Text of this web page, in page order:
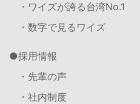
・ワイズが誇る台湾No.1
・数字で見るワイズ
採用情報
・先輩の声
・社内制度